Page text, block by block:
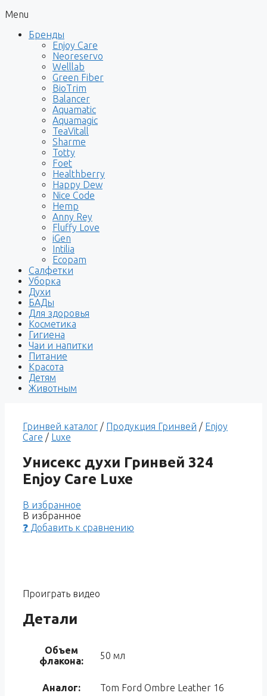
Menu
Бренды
Enjoy Care
Neoreservo
Welllab
Green Fiber
BioTrim
Balancer
Aquamatic
Aquamagic
TeaVitall
Sharme
Totty
Foet
Healthberry
Happy Dew
Nice Code
Hemp
Anny Rey
Fluffy Love
iGen
Intilia
Ecopam
Салфетки
Уборка
Духи
БАДы
Для здоровья
Косметика
Гигиена
Чаи и напитки
Питание
Красота
Детям
Животным
Гринвей каталог / Продукция Гринвей / Enjoy
Care / Luxe
Унисекс духи Гринвей 324
Enjoy Care Luxe
В избранное
В избранное
❓ Добавить к сравнению
Проиграть видео
Детали
Объем
флакона:
50 мл
Аналог: Tom Ford Ombre Leather 16